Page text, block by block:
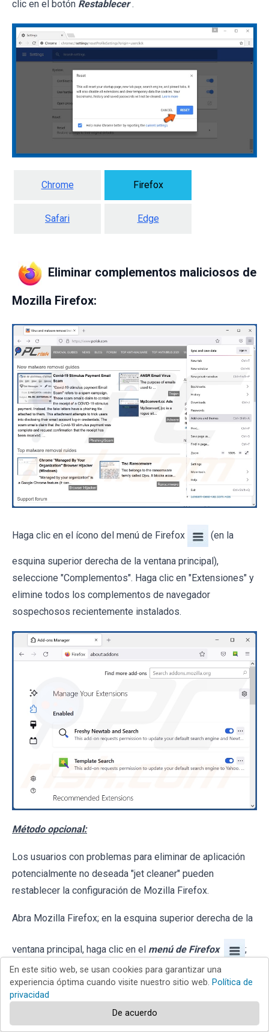
clic en el botón Restablecer .
Chrome Firefox
Safari Edge
Eliminar complementos maliciosos de
Mozilla Firefox:
Haga clic en el ícono del menú de Firefox (en la
esquina superior derecha de la ventana principal),
seleccione "Complementos". Haga clic en "Extensiones" y
elimine todos los complementos de navegador
sospechosos recientemente instalados.
Método opcional:
Los usuarios con problemas para eliminar de aplicación
potencialmente no deseada "jet cleaner" pueden
restablecer la configuración de Mozilla Firefox.
Abra Mozilla Firefox; en la esquina superior derecha de la
ventana principal, haga clic en el menú de Firefox ;
en el menú desplegado, pulse sobre el iconoAbrir menú
En este sitio web, se usan cookies para garantizar una
experiencia óptima cuando visite nuestro sitio web. Política de
privacidad
De acuerdo